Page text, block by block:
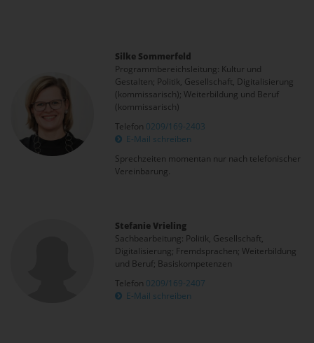
Silke Sommerfeld
Programmbereichsleitung: Kultur und
Gestalten; Politik, Gesellschaft, Digitalisierung
(kommissarisch); Weiterbildung und Beruf
(kommissarisch)
Telefon 0209/169-2403
E-Mail schreiben
Sprechzeiten momentan nur nach telefonischer
Vereinbarung.
Stefanie Vrieling
Sachbearbeitung: Politik, Gesellschaft,
Digitalisierung; Fremdsprachen; Weiterbildung
und Beruf; Basiskompetenzen
Telefon 0209/169-2407
E-Mail schreiben